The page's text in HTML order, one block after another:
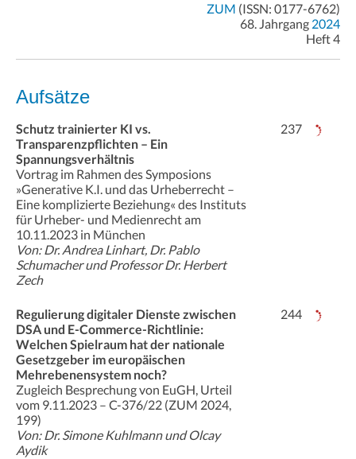
ZUM (ISSN: 0177-6762)
68. Jahrgang 2024
Heft 4
Aufsätze
Schutz trainierter KI vs.
Transparenzpflichten – Ein
Spannungsverhältnis
Vortrag im Rahmen des Symposions
»Generative K.I. und das Urheberrecht –
Eine komplizierte Beziehung« des Instituts
für Urheber- und Medienrecht am
10.11.2023 in München
Von: Dr. Andrea Linhart, Dr. Pablo
Schumacher und Professor Dr. Herbert
Zech
237
Regulierung digitaler Dienste zwischen
DSA und E-Commerce-Richtlinie:
Welchen Spielraum hat der nationale
Gesetzgeber im europäischen
Mehrebenensystem noch?
Zugleich Besprechung von EuGH, Urteil
vom 9.11.2023 – C-376/22 (ZUM 2024,
199)
Von: Dr. Simone Kuhlmann und Olcay
Aydik
244